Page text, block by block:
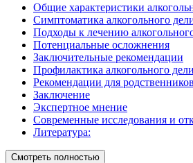
Общие характеристики
Симптоматика алкогольного
Подходы к лечению
Потенциальные осложнения
Заключительные рекомендации
Профилактика алкогольного
Рекомендации для родственников
Заключение
Экспертное мнение
Современные исследования и
Литература:
Смотреть полностью